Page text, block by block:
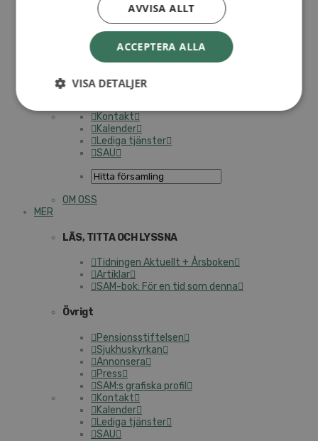
Vårt miljöarbete
Integritetspolicy
Insamlingspolicy
Skattereduktion
Mot övergrepp – för en trygg miljö
Klagomålshantering
Rapportera oegentligheter / Report
Kontakt
Kalender
Lediga tjänster
SAU
OM OSS
MER
LÄS, TITTA OCH LYSSNA
Tidningen Aktuellt + Årsboken
Artiklar
SAM-bok: För en tid som denna
Övrigt
Pensionsstiftelsen
Sjukhuskyrkan
Annonsera
Press
SAM:s grafiska profil
Kontakt
Kalender
Lediga tjänster
SAU
ACCEPTERA ALLA
AVVISA ALLT
VISA DETALJER